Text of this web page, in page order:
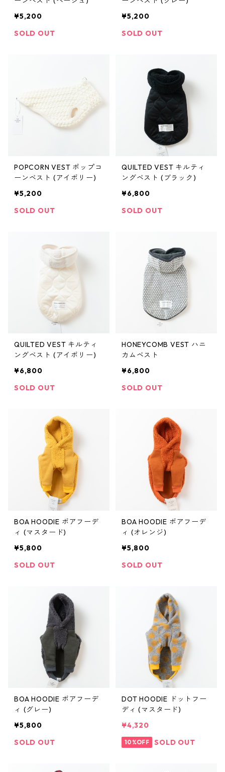
¥5,200
SOLD OUT
¥5,200
SOLD OUT
POPCORN VEST ポップコ
ーンベスト (アイボリー)
¥5,200
SOLD OUT
QUILTED VEST キルティ
ングベスト (ブラック)
¥6,800
SOLD OUT
QUILTED VEST キルティ
ングベスト (アイボリー)
¥6,800
SOLD OUT
HONEYCOMB VEST ハニ
カムベスト
¥6,800
SOLD OUT
BOA HOODIE ボアフーデ
ィ (マスタード)
¥5,800
SOLD OUT
BOA HOODIE ボアフーデ
ィ (オレンジ)
¥5,800
SOLD OUT
BOA HOODIE ボアフーデ
ィ (グレー)
¥5,800
SOLD OUT
DOT HOODIE ドットフー
ディ (マスタード)
¥4,320
10%OFF SOLD OUT